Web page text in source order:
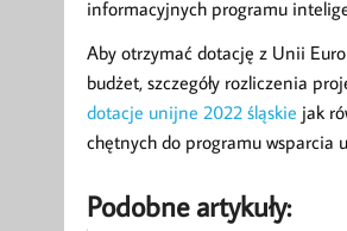
informacyjnych programu
Aby otrzymać dotację z Unii
budżet, szczegóły rozliczenia
dotacje unijne 2022 śląskie jak
chętnych do programu wsparcia
Podobne artykuły: